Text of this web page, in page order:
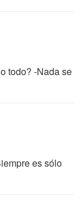
todo? -Nada se
es sólo